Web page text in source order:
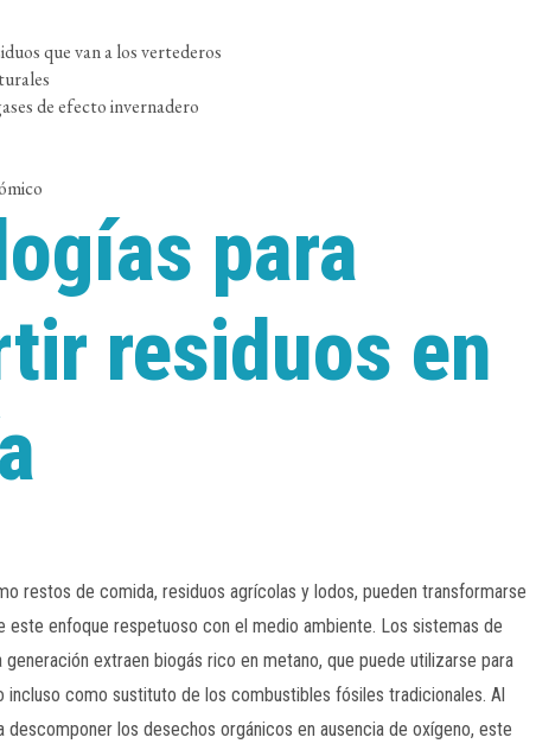
que van a los vertederos
de efecto invernadero
para
residuos en
restos de comida, residuos agrícolas y lodos, pueden transformarse
este enfoque respetuoso con el medio ambiente. Los sistemas de
extraen biogás rico en metano, que puede utilizarse para
como sustituto de los combustibles fósiles tradicionales. Al
descomponer los desechos orgánicos en ausencia de oxígeno, este